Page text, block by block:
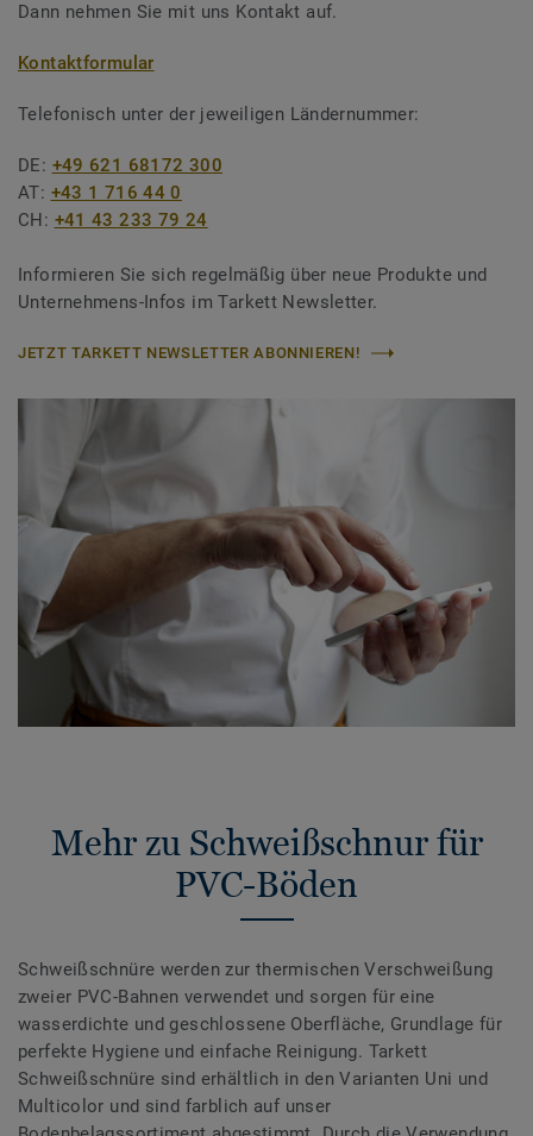
Dann nehmen Sie mit uns Kontakt auf.
Kontaktformular
Telefonisch unter der jeweiligen Ländernummer:
DE: +49 621 68172 300
AT: +43 1 716 44 0
CH: +41 43 233 79 24
Informieren Sie sich regelmäßig über neue Produkte und
Unternehmens-Infos im Tarkett Newsletter.
JETZT TARKETT NEWSLETTER ABONNIEREN!
Mehr zu Schweißschnur für
PVC-Böden
Schweißschnüre werden zur thermischen Verschweißung
zweier PVC-Bahnen verwendet und sorgen für eine
wasserdichte und geschlossene Oberfläche, Grundlage für
perfekte Hygiene und einfache Reinigung. Tarkett
Schweißschnüre sind erhältlich in den Varianten Uni und
Multicolor und sind farblich auf unser